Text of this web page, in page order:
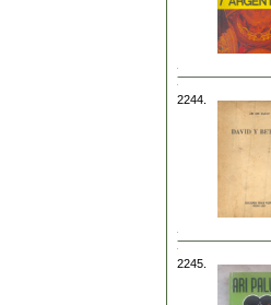
2244.
2245.